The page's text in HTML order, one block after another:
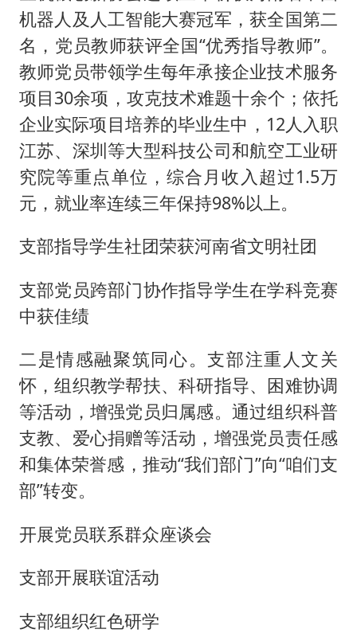
机器人及人工智能大赛冠军，获全国第二
名，党员教师获评全国“优秀指导教师”。
教师党员带领学生每年承接企业技术服务
项目30余项，攻克技术难题十余个；依托
企业实际项目培养的毕业生中，12人入职
江苏、深圳等大型科技公司和航空工业研
究院等重点单位，综合月收入超过1.5万
元，就业率连续三年保持98%以上。
支部指导学生社团荣获河南省文明社团
支部党员跨部门协作指导学生在学科竞赛
中获佳绩
二是情感融聚筑同心。支部注重人文关
怀，组织教学帮扶、科研指导、困难协调
等活动，增强党员归属感。通过组织科普
支教、爱心捐赠等活动，增强党员责任感
和集体荣誉感，推动“我们部门”向“咱们支
部”转变。
开展党员联系群众座谈会
支部开展联谊活动
支部组织红色研学